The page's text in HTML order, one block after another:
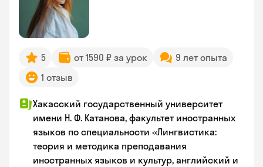
5 от 1590 ₽ за урок
9 лет опыта
1 отзыв
Хакасский государственный университет
имени Н. Ф. Катанова, факультет иностранных
языков по специальности «Лингвистика:
теория и методика преподавания
иностранных языков и культур, английский и